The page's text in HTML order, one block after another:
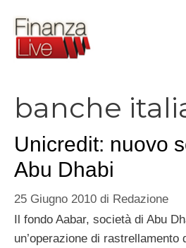
contenuto
banche
Unicredit: nuovo
Abu Dhabi
25 Giugno 2010 di Redazione
Il fondo Aabar, società di Abu
un’operazione di